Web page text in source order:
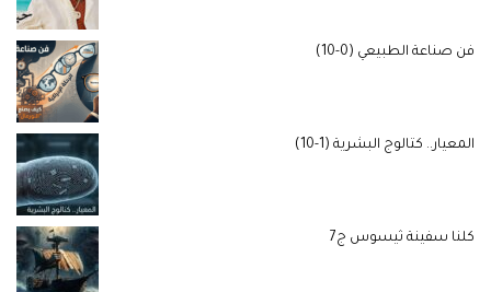
فن صناعة الطبيعي (0-10)
المعيار.. كتالوج البشرية (1-10)
كلنا سفينة ثيسوس ج7